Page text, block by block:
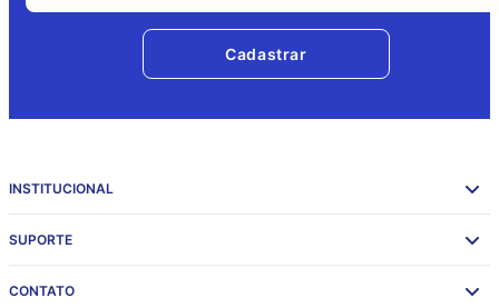
Cadastrar
INSTITUCIONAL
SUPORTE
CONTATO